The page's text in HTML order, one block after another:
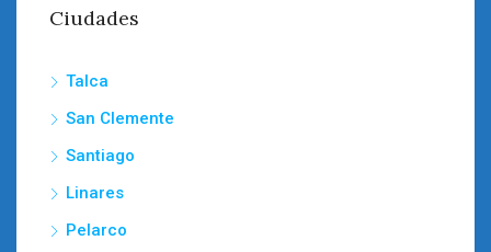
Ciudades
Talca
San Clemente
Santiago
Linares
Pelarco